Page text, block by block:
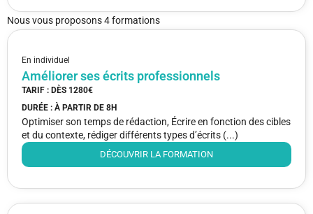
Nous vous proposons 4 formations
En individuel
Améliorer ses écrits professionnels
TARIF : DÈS 1280€
DURÉE : À PARTIR DE 8H
Optimiser son temps de rédaction, Écrire en fonction des cibles
et du contexte, rédiger différents types d’écrits (...)
DÉCOUVRIR LA FORMATION